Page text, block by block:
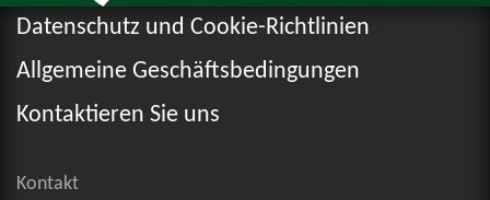
Datenschutz und Cookie-Richtlinien
Allgemeine Geschäftsbedingungen
Kontaktieren Sie uns
Kontakt